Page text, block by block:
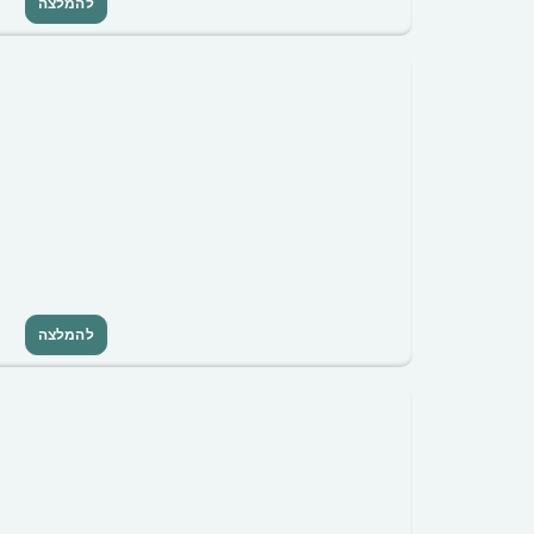
להמלצה
להמלצה